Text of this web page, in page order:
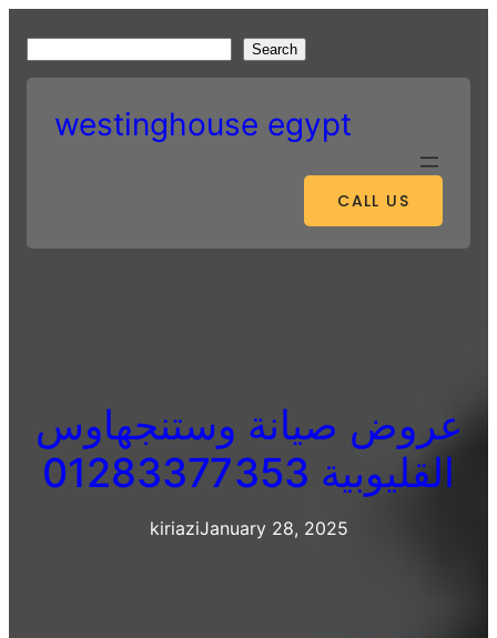
content
e
Search
westinghouse egypt
CALL US
عروض صيانة وستنجهاوس
القليوبية 01283377353
kiriaziJanuary 28, 2025